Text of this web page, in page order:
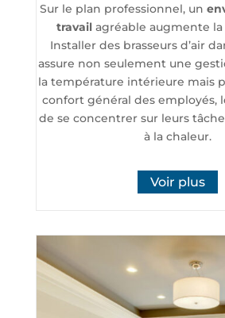
Sur le plan professionnel, un
travail agréable augmente
Installer des brasseurs d’air
assure non seulement une
la température intérieure mais
confort général des employés,
de se concentrer sur leurs
à la chaleur.
Voir plus